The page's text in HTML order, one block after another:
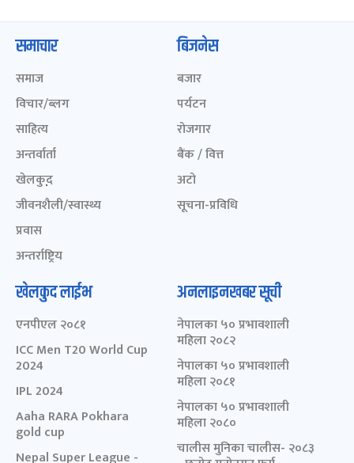
समाचार
समाज
विचार/ब्लग
साहित्य
अन्तर्वार्ता
खेलकुद़़
जीवनशैली/स्वास्थ्य
प्रवास
अन्तर्राष्ट्रिय
बिजनेस
बजार
पर्यटन
रोजगार
बैंक / वित्त
अटो
सूचना-प्रविधि
खेलकुद लाईभ
एनपीएल २०८१
ICC Men T20 World Cup
2024
IPL 2024
Aaha RARA Pokhara
gold cup
Nepal Super League -
अनलाइनखबर सूची
नेपालका ५० प्रभावशाली
महिला २०८२
नेपालका ५० प्रभावशाली
महिला २०८१
नेपालका ५० प्रभावशाली
महिला २०८०
चालीस मुनिका चालीस- २०८३